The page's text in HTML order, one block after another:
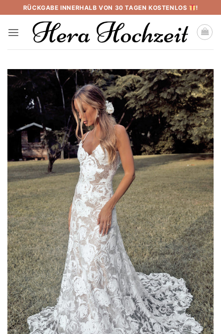
to
content
RÜCKGABE INNERHALB VON 30 TAGEN KOSTENLOS !